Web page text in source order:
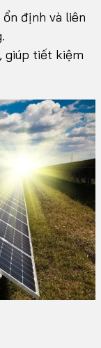
định và liên
giúp tiết kiệm